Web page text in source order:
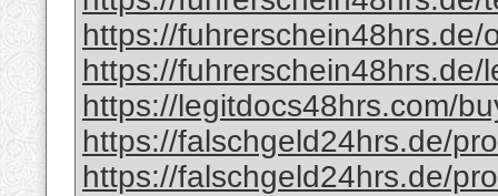
https://fuhrerschein48hrs.de/
https://fuhrerschein48hrs.de/
https://legitdocs48hrs.com/
https://falschgeld24hrs.de/
https://falschgeld24hrs.de/